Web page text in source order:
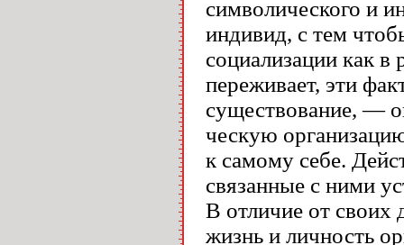
символического и
индивид, с тем
социализации как в
переживает, эти
существование, —
ческую
к самому себе.
связанные с ними
В отличие от своих
жизнь и личность